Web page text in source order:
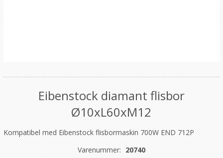
Eibenstock diamant flisbor
Ø10xL60xM12
Kompatibel med Eibenstock flisbormaskin 700W END 712P
Varenummer: 20740